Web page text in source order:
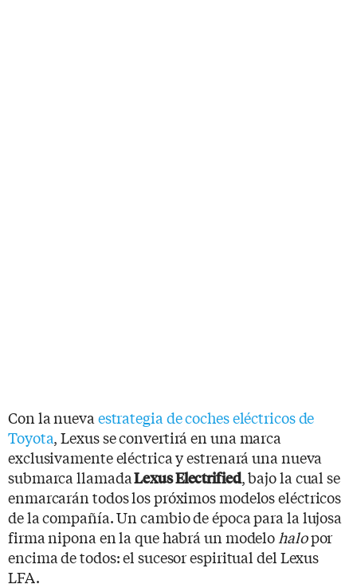
Con la nueva estrategia de coches eléctricos de
Toyota, Lexus se convertirá en una marca
exclusivamente eléctrica y estrenará una nueva
submarca llamadaLexus Electrified, bajo la cual se
enmarcarán todos los próximos modelos eléctricos
de la compañía. Un cambio de época para la lujosa
firma nipona en la que habrá un modelo halopor
encima de todos: el sucesor espiritual del Lexus
LFA.